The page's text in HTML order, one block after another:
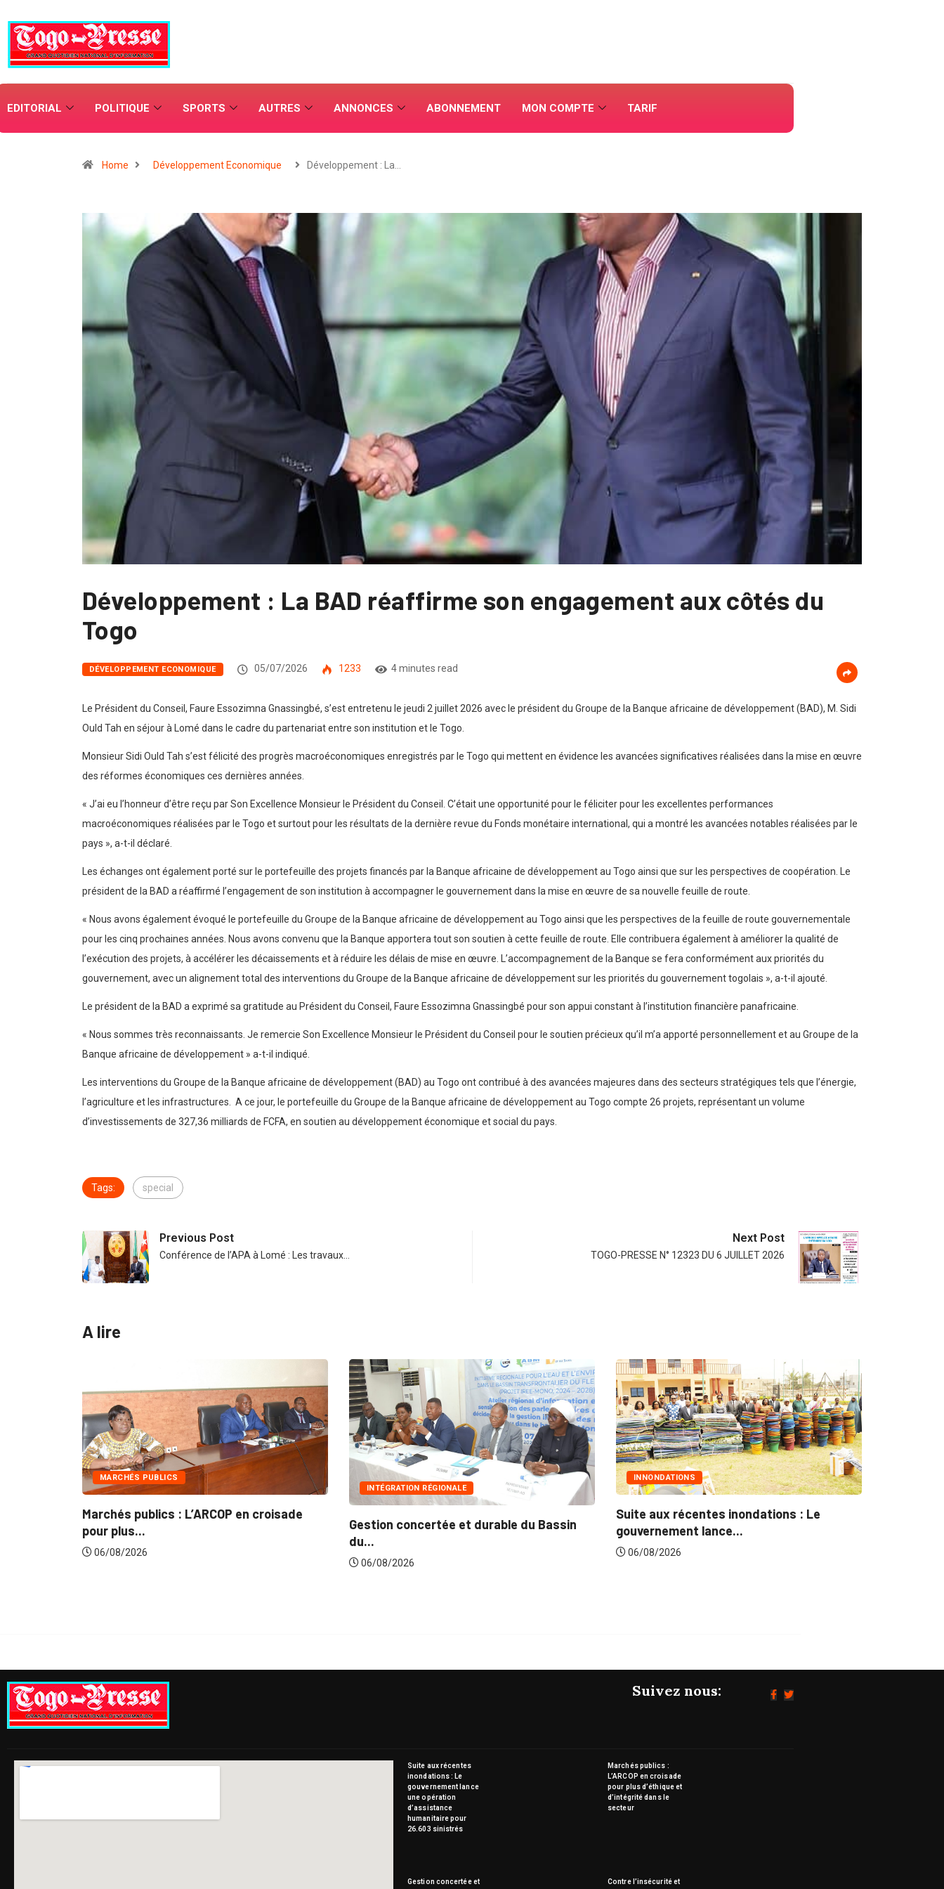
EDITORIAL POLITIQUE SPORTS AUTRES ANNONCES ABONNEMENT MON COMPTE TARIF
Home Développement Economique Développement : La…
Développement : La BAD réaffirme son engagement aux côtés du
Togo
DÉVELOPPEMENT ECONOMIQUE 05/07/2026 1233 4 minutes read
Le Président du Conseil, Faure Essozimna Gnassingbé, s’est entretenu le jeudi 2 juillet 2026 avec le président du Groupe de la Banque africaine de développement (BAD), M. Sidi
Ould Tah en séjour à Lomé dans le cadre du partenariat entre son institution et le Togo.
Monsieur Sidi Ould Tah s’est félicité des progrès macroéconomiques enregistrés par le Togo qui mettent en évidence les avancées significatives réalisées dans la mise en œuvre
des réformes économiques ces dernières années.
« J’ai eu l’honneur d’être reçu par Son Excellence Monsieur le Président du Conseil. C’était une opportunité pour le féliciter pour les excellentes performances
macroéconomiques réalisées par le Togo et surtout pour les résultats de la dernière revue du Fonds monétaire international, qui a montré les avancées notables réalisées par le
pays », a-t-il déclaré.
Les échanges ont également porté sur le portefeuille des projets financés par la Banque africaine de développement au Togo ainsi que sur les perspectives de coopération. Le
président de la BAD a réaffirmé l’engagement de son institution à accompagner le gouvernement dans la mise en œuvre de sa nouvelle feuille de route.
« Nous avons également évoqué le portefeuille du Groupe de la Banque africaine de développement au Togo ainsi que les perspectives de la feuille de route gouvernementale
pour les cinq prochaines années. Nous avons convenu que la Banque apportera tout son soutien à cette feuille de route. Elle contribuera également à améliorer la qualité de
l’exécution des projets, à accélérer les décaissements et à réduire les délais de mise en œuvre. L’accompagnement de la Banque se fera conformément aux priorités du
gouvernement, avec un alignement total des interventions du Groupe de la Banque africaine de développement sur les priorités du gouvernement togolais », a-t-il ajouté.
Le président de la BAD a exprimé sa gratitude au Président du Conseil, Faure Essozimna Gnassingbé pour son appui constant à l’institution financière panafricaine.
« Nous sommes très reconnaissants. Je remercie Son Excellence Monsieur le Président du Conseil pour le soutien précieux qu’il m’a apporté personnellement et au Groupe de la
Banque africaine de développement » a-t-il indiqué.
Les interventions du Groupe de la Banque africaine de développement (BAD) au Togo ont contribué à des avancées majeures dans des secteurs stratégiques tels que l’énergie,
l’agriculture et les infrastructures. A ce jour, le portefeuille du Groupe de la Banque africaine de développement au Togo compte 26 projets, représentant un volume
d’investissements de 327,36 milliards de FCFA, en soutien au développement économique et social du pays.
Tags: special
Previous Post
Conférence de l’APA à Lomé : Les travaux…
Next Post
TOGO-PRESSE N° 12323 DU 6 JUILLET 2026
A lire
: L’ARCOP en croisade
Gestion concertée et durable du Bassin
INNONDATIONS
Suite aux récentes inondations : Le
gouvernement lance...
MARCHÉS PUBLICS
Marchés publics : L’ARCOP en
pour plus...
Suivez nous:
Suite aux récentes
inondations : Le
gouvernement lance
une opération
d’assistance
humanitaire pour
26.603 sinistrés
Marchés publics :
L’ARCOP en croisade
pour plus d’éthique et
d’intégrité dans le
secteur
Gestion concertée et
Contre l’insécurité et